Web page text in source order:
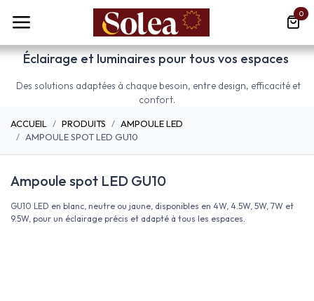
Se rendre au contenu
0
Éclairage et luminaires pour tous vos espaces
Des solutions adaptées à chaque besoin, entre design, efficacité et
confort.
ACCUEIL PRODUITS
AMPOULE LED
AMPOULE SPOT LED GU10
Ampoule spot LED GU10
GU10 LED en blanc, neutre ou jaune, disponibles en 4W, 4.5W, 5W, 7W et
9.5W, pour un éclairage précis et adapté à tous les espaces.